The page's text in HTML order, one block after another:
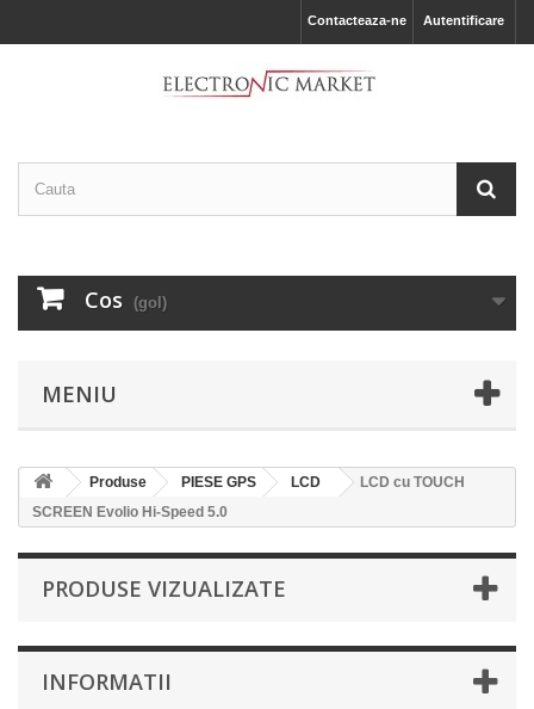
Autentificare
Contacteaza-ne
Cos (gol)
MENIU
Produse PIESE GPS LCD
LCD cu TOUCH
SCREEN Evolio Hi-Speed 5.0
PRODUSE VIZUALIZATE
INFORMATII